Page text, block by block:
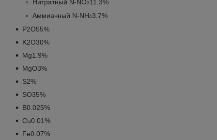
Нитратный N-NO311.3%
Аммиачный N-NH43.7%
P2O55%
K2O30%
Mg1.9%
MgO3%
S2%
SO35%
B0.025%
Cu0.01%
Fe0.07%